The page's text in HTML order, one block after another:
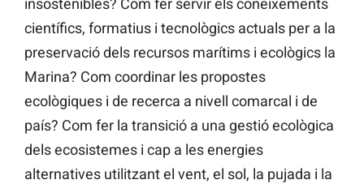
insostenibles? Com fer servir els coneixements
científics, formatius i tecnològics actuals per a la
preservació dels recursos marítims i ecològics la
Marina? Com coordinar les propostes
ecològiques i de recerca a nivell comarcal i de
país? Com fer la transició a una gestió ecològica
dels ecosistemes i cap a les energies
alternatives utilitzant el vent, el sol, la pujada i la